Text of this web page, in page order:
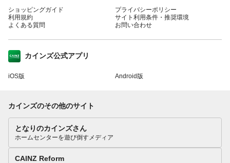
ショッピングガイド
利用規約
よくある質問
プライバシーポリシー
サイト利用条件・推奨環境
お問い合わせ
カインズ公式アプリ
iOS版 Android版
カインズのその他のサイト
となりのカインズさん
ホームセンターを遊び倒すメディア
CAINZ Reform